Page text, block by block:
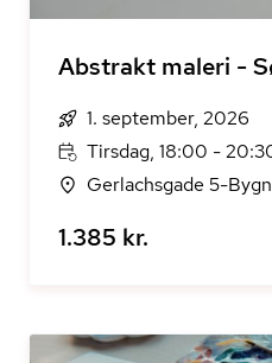
Abstrakt maleri -
1. september, 2026
Tirsdag, 18:00 -
Gerlachsgade 5-
1.385 kr.